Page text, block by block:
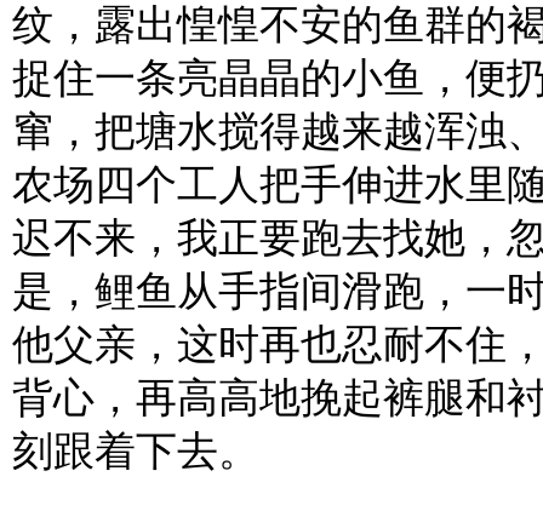
纹，露出惶惶不安的鱼群的
捉住一条亮晶晶的小鱼，便
窜，把塘水搅得越来越浑浊
农场四个工人把手伸进水里
迟不来，我正要跑去找她，
是，鲤鱼从手指间滑跑，一
他父亲，这时再也忍耐不住
背心，再高高地挽起裤腿和
刻跟着下去。